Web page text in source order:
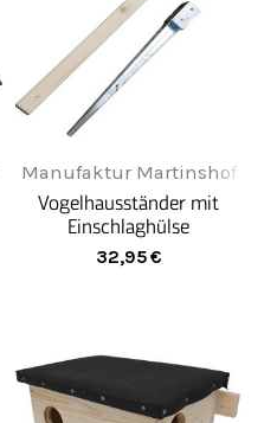
Manufaktur Martinshof
Vogelhausständer mit
Einschlaghülse
32,95€